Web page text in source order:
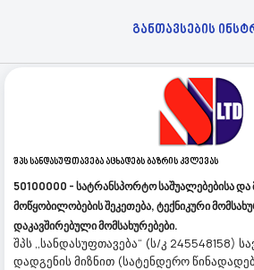
განთავსების
Შპს Სანდასუფთავება Აცხადებს Ბაზრის Კვლევას
50100000 - სატრანსპორტო საშუალებებისა
მოწყობილობების შეკეთება, ტექნიკური
დაკავშირებული მომსახურებები.
შპს ,,სანდასუფთავება“ (ს/კ 245548158)
დადგენის მიზნით (სატენდერო